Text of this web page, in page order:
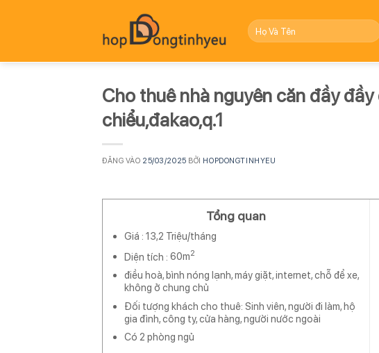
dung
Cho thuê nhà nguyên căn đầy
chiểu,đakao,q.1
ĐĂNG VÀO 25/03/2025 BỞI HOPDONGTINHYEU
Tổng quan
Giá : 13,2 Triệu/tháng
Diện tích : 60m2
điều hoà, bình nóng lạnh, máy giặt, internet, chỗ để xe,
không ở chung chủ
Đối tượng khách cho thuê: Sinh viên, người đi làm, hộ
gia đình, công ty, cửa hàng, người nước ngoài
Có 2 phòng ngủ